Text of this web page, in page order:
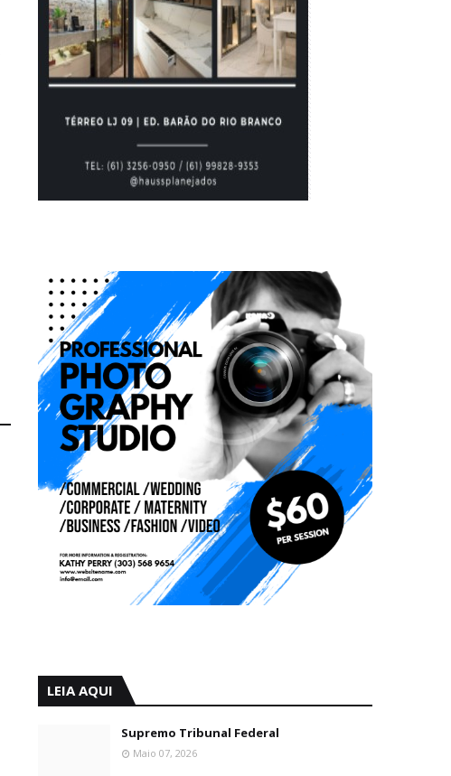
LEIA AQUI
Supremo Tribunal Federal
Maio 07, 2026